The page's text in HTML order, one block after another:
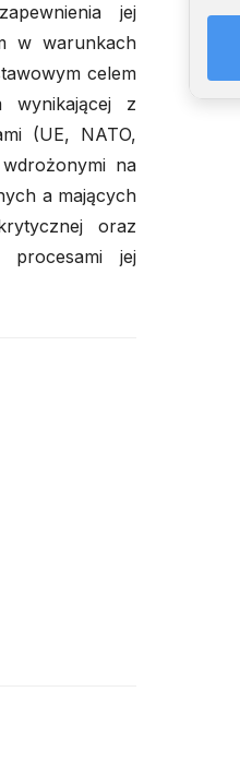
jej
w warunkach
celem
wynikającej z
(UE, NATO,
na
a mających
oraz
procesami jej